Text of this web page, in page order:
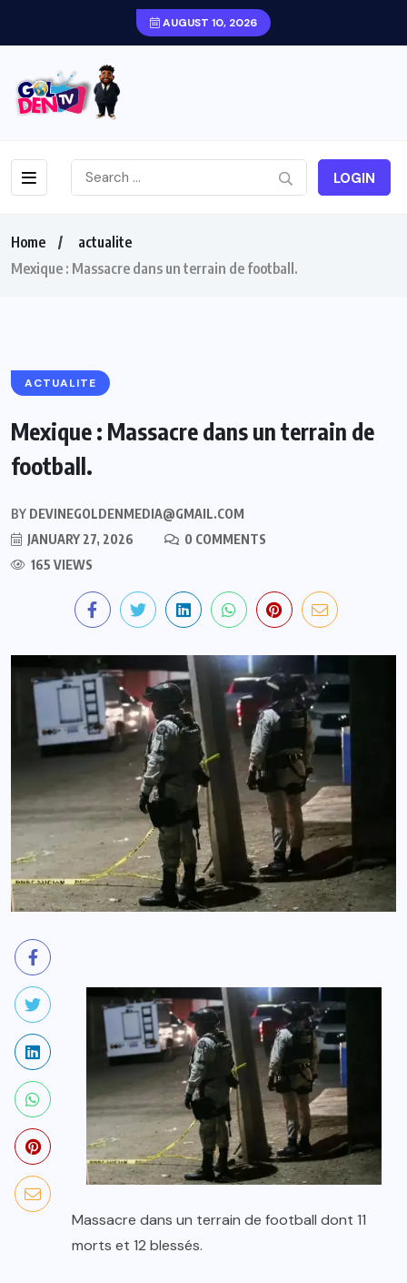
AUGUST 10, 2026
LOGIN
Home
actualite
Mexique : Massacre dans un terrain de football.
ACTUALITE
Mexique : Massacre dans un terrain de
football.
BY DEVINEGOLDENMEDIA@GMAIL.COM
JANUARY 27, 2026
0 COMMENTS
165 VIEWS
Massacre dans un terrain de football dont 11
morts et 12 blessés.